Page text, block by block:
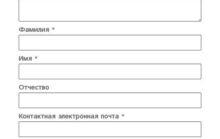
Фамилия *
Имя *
Отчество
Контактная электронная почта *